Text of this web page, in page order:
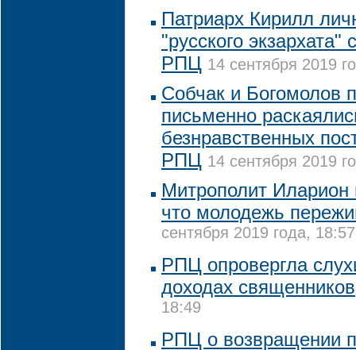
Патриарх Кирилл
"русского
РПЦ 14 сентября 2019
Собчак и Богомолов
письменно
безнравственных
РПЦ 14 сентября 2019
Митрополит Иларион
что молодежь
сентября 2019 года, 18:57
РПЦ опровергла
доходах священников
18:49
РПЦ о возвращении